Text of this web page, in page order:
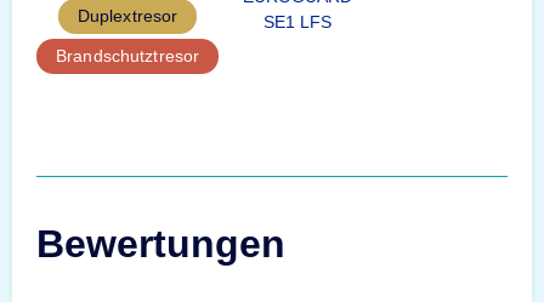
Duplextresor
Brandschutztresor
SE1 LFS
Bewertungen